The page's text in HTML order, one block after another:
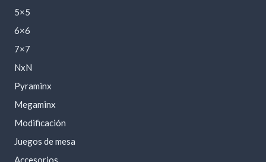
5×5
6×6
7×7
NxN
Pyraminx
Megaminx
Modificación
Juegos de mesa
Accesorios